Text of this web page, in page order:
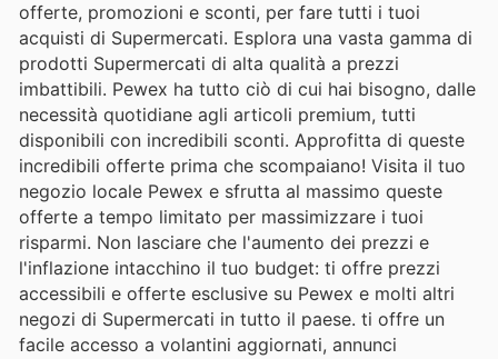
offerte, promozioni e sconti, per fare tutti i tuoi
acquisti di Supermercati. Esplora una vasta gamma di
prodotti Supermercati di alta qualità a prezzi
imbattibili. Pewex ha tutto ciò di cui hai bisogno, dalle
necessità quotidiane agli articoli premium, tutti
disponibili con incredibili sconti. Approfitta di queste
incredibili offerte prima che scompaiano! Visita il tuo
negozio locale Pewex e sfrutta al massimo queste
offerte a tempo limitato per massimizzare i tuoi
risparmi. Non lasciare che l'aumento dei prezzi e
l'inflazione intacchino il tuo budget: ti offre prezzi
accessibili e offerte esclusive su Pewex e molti altri
negozi di Supermercati in tutto il paese. ti offre un
facile accesso a volantini aggiornati, annunci